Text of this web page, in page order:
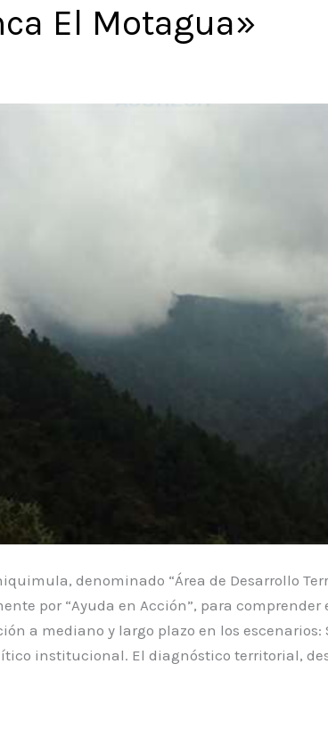
El Motagua»
denominado “Área de Desarrollo
por “Ayuda en Acción”, para
a mediano y largo plazo en los
institucional. El diagnóstico territorial,